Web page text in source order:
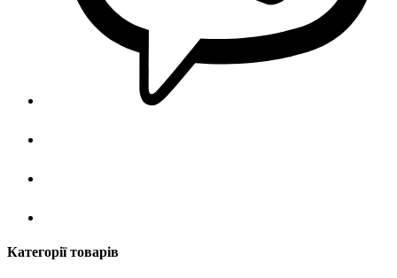
Категорії товарів